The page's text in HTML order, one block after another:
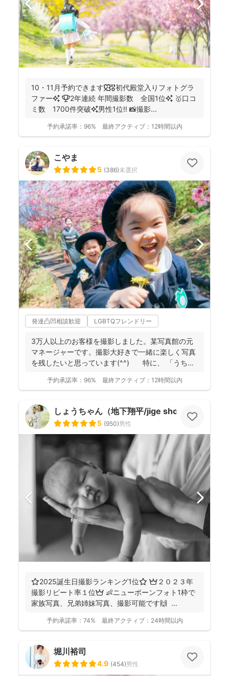
10・11月予約できます🍁🎖初代殿堂入りフォトグラ
ファー✨ 🏆2年連続 年間撮影数 全国1位✨ 🥇口コ
ミ数 1700件突破✨男性1位‼️ 📸撮影...
予約承諾率： 96% 最終アクティブ： 12時間以内
こやま
5 (386)未選択
発達凸凹相談歓迎 LGBTQフレンドリー
3万人以上のお客様を撮影しました。某写真館の元
マネージャーです。撮影大好きで一緒に楽しく写真
を残したいと思っています(^^) 特に、 「うち
予約承諾率： 96% 最終アクティブ： 12時間以内
しょうちゃん（地下翔平/jige shohe）
5 (950)男性
⭐️2025誕生日撮影ランキング1位⭐️ 👑２０２３年
撮影リピート率１位👑 👶ニューボーンフォト1枠で
家族写真、兄弟姉妹写真、撮影可能です🙌 ...
予約承諾率： 74% 最終アクティブ： 24時間以内
堀川裕司
4.9 (454)男性